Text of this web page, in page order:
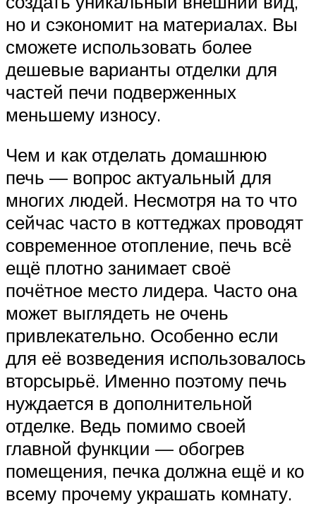
но и сэкономит на материалах. Вы
сможете использовать более
дешевые варианты отделки для
частей печи подверженных
меньшему износу.
Чем и как отделать домашнюю
печь — вопрос актуальный для
многих людей. Несмотря на то что
сейчас часто в коттеджах проводят
современное отопление, печь всё
ещё плотно занимает своё
почётное место лидера. Часто она
может выглядеть не очень
привлекательно. Особенно если
для её возведения использовалось
вторсырьё. Именно поэтому печь
нуждается в дополнительной
отделке. Ведь помимо своей
главной функции — обогрев
помещения, печка должна ещё и ко
всему прочему украшать комнату.